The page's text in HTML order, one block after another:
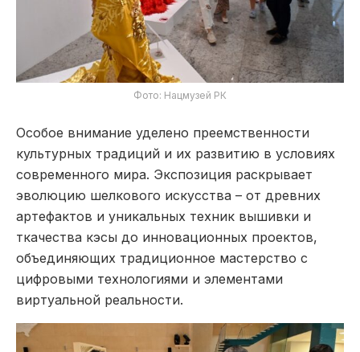
Фото: Нацмузей РК
Особое внимание уделено преемственности
культурных традиций и их развитию в условиях
современного мира. Экспозиция раскрывает
эволюцию шелкового искусства – от древних
артефактов и уникальных техник вышивки и
ткачества кэсы до инновационных проектов,
объединяющих традиционное мастерство с
цифровыми технологиями и элементами
виртуальной реальности.